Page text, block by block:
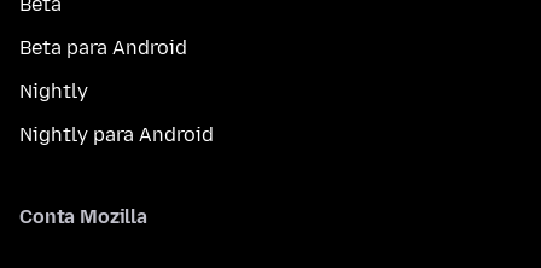
Beta
Beta para Android
Nightly
Nightly para Android
Conta Mozilla